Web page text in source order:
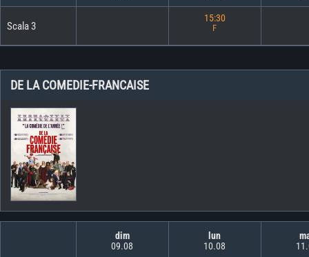
Scala 3
15:30
F
DE LA COMEDIE-FRANCAISE
dim
09.08
lun
10.08